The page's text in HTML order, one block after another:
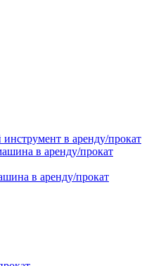
в аренду/прокат
в аренду/прокат
в аренду/прокат